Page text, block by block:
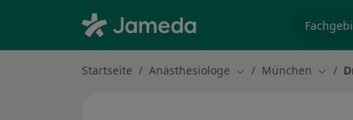
Startseite Anästhesiologe Stadt ändern
München Stadt